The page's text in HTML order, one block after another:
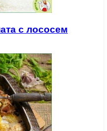
с лососем